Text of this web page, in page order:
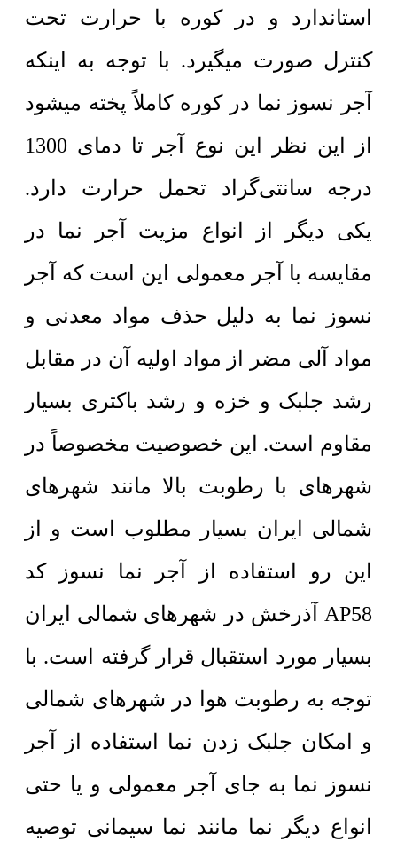
استاندارد و در کوره با حرارت تحت
کنترل صورت میگیرد. با توجه به اینکه
آجر نسوز نما در کوره کاملاً پخته میشود
از این نظر این نوع آجر تا دمای 1300
درجه سانتی‌گراد تحمل حرارت دارد.
یکی دیگر از انواع مزیت آجر نما در
مقایسه با آجر معمولی این است که آجر
نسوز نما به دلیل حذف مواد معدنی و
مواد آلی مضر از مواد اولیه آن در مقابل
رشد جلبک و خزه و رشد باکتری بسیار
مقاوم است. این خصوصیت مخصوصاً در
شهرهای با رطوبت بالا مانند شهرهای
شمالی ایران بسیار مطلوب است و از
این رو استفاده از آجر نما نسوز کد
AP58 آذرخش در شهرهای شمالی ایران
بسیار مورد استقبال قرار گرفته است. با
توجه به رطوبت هوا در شهرهای شمالی
و امکان جلبک زدن نما استفاده از آجر
نسوز نما به جای آجر معمولی و یا حتی
انواع دیگر نما مانند نما سیمانی توصیه